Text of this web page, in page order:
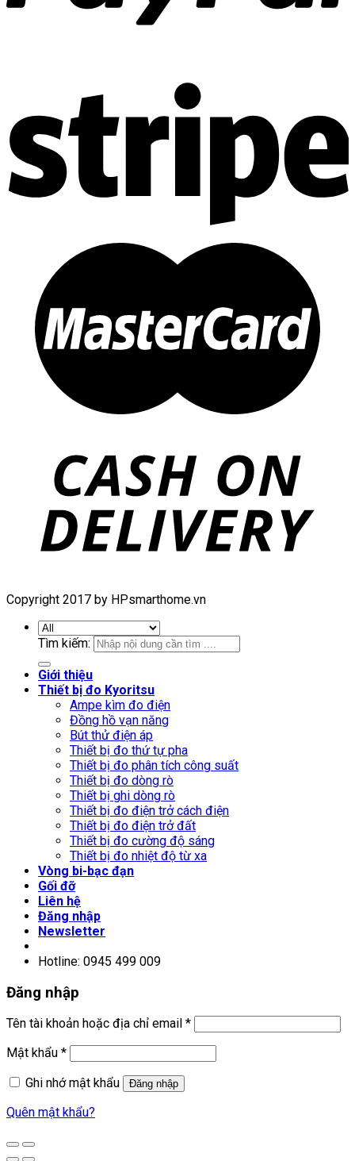
Copyright 2017 by HPsmarthome.vn
Tìm kiếm:
Giới thiệu
Thiết bị đo Kyoritsu
Ampe kìm đo điện
Đồng hồ vạn năng
Bút thử điện áp
Thiết bị đo thứ tự pha
Thiết bị đo phân tích công suất
Thiết bị đo dòng rò
Thiết bị ghi dòng rò
Thiết bị đo điện trở cách điện
Thiết bị đo điện trở đất
Thiết bị đo cường độ sáng
Thiết bị đo nhiệt độ từ xa
Vòng bi-bạc đạn
Gối đỡ
Liên hệ
Đăng nhập
Newsletter
Hotline: 0945 499 009
Đăng nhập
Tên tài khoản hoặc địa chỉ email *
Mật khẩu *
Ghi nhớ mật khẩu
Đăng nhập
Quên mật khẩu?